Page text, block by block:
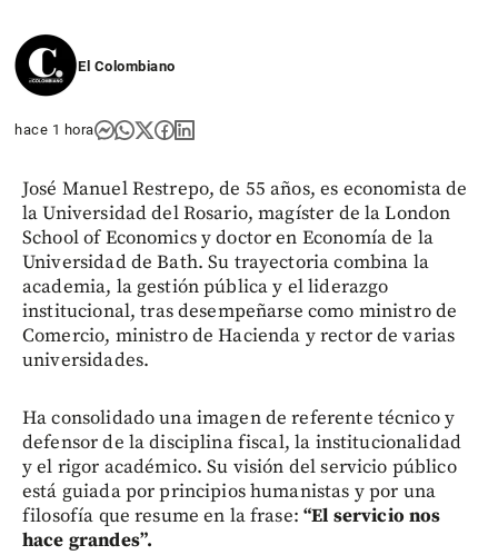
El Colombiano
hace 1 hora
José Manuel Restrepo, de 55 años, es economista de
la Universidad del Rosario, magíster de la London
School of Economics y doctor en Economía de la
Universidad de Bath. Su trayectoria combina la
academia, la gestión pública y el liderazgo
institucional, tras desempeñarse como ministro de
Comercio, ministro de Hacienda y rector de varias
universidades.
Ha consolidado una imagen de referente técnico y
defensor de la disciplina fiscal, la institucionalidad
y el rigor académico. Su visión del servicio público
está guiada por principios humanistas y por una
filosofía que resume en la frase:“El servicio nos
hace grandes”.